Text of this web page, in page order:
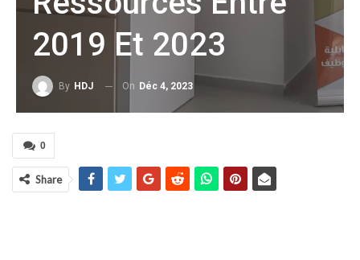
2019 Et 2023
By HDJ On Déc 4, 2023
0
Share